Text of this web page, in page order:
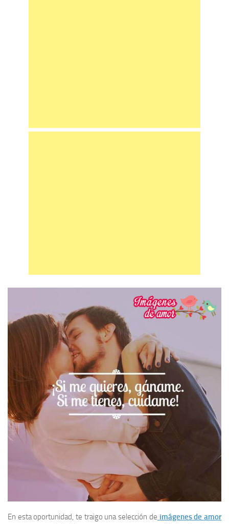
En esta oportunidad, te traigo una selección de imágenes de amor